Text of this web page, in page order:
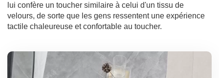
lui confère un toucher similaire à celui d'un tissu de
velours, de sorte que les gens ressentent une expérience
tactile chaleureuse et confortable au toucher.